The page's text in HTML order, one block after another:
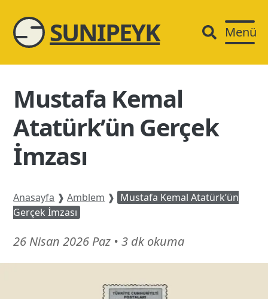
SUNIPEYK Menü
Mustafa Kemal
Atatürk’ün Gerçek
İmzası
Anasayfa ❱ Amblem ❱ Mustafa Kemal Atatürk’ün
Gerçek İmzası
26 Nisan 2026 Paz 26
Nisan
• 3 dk okuma